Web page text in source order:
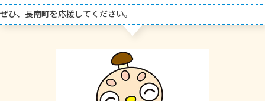
ぜひ、長南町を応援してください。